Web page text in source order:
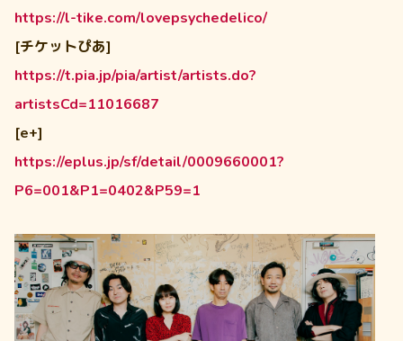
https://l-tike.com/lovepsychedelico/
[チケットぴあ]
https://t.pia.jp/pia/artist/artists.do?
artistsCd=11016687
[e+]
https://eplus.jp/sf/detail/0009660001?
P6=001&P1=0402&P59=1